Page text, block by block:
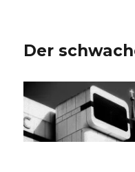
Der